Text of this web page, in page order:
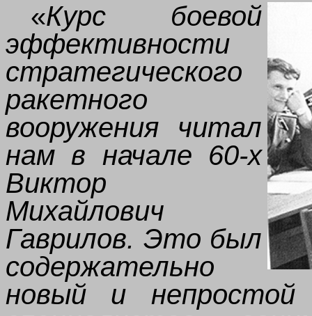
«Курс боевой
эффективности
стратегического
ракетного
вооружения читал
нам в начале 60-х
Виктор
Михайлович
Гаврилов. Это был
содержательно
новый и